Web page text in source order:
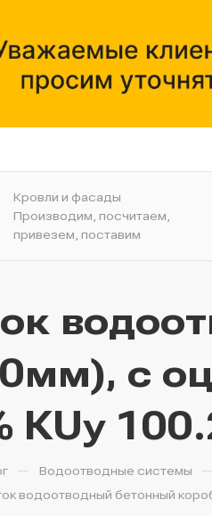
Кровли и фасады
Производим, посчитаем,
привезем, поставим
с
КUу
— Водоотводные системы —
водоотводный бетонный